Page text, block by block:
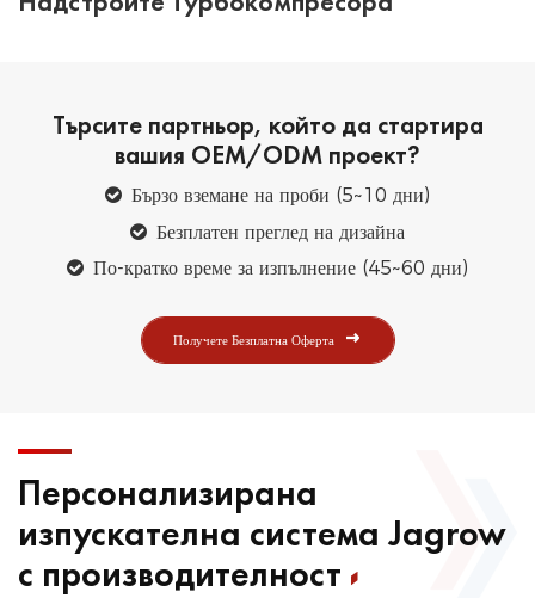
Търсите партньор, който да стартира
вашия OEM/ODM проект?
Бързо вземане на проби (5~10 дни)
Безплатен преглед на дизайна
По-кратко време за изпълнение (45~60 дни)
Получете Безплатна Оферта
Персонализирана
изпускателна система Jagrow
с производителност